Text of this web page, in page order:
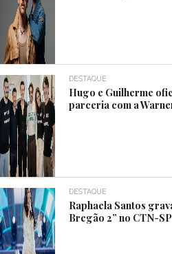
DESTAQUE
Hugo e Guilherme
parceria com a
DESTAQUE
Raphaela Santos
Bregão 2” no CTN-SP